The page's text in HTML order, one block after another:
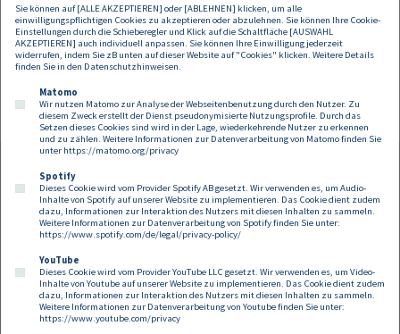
Seitennummerierung
Footer
Kontakt Datenschutz
Impressum
Compliance
Cookies
Sie können auf [ALLE AKZEPTIEREN] oder [ABLEHNEN] klicken, um alle
einwilligungspflichtigen Cookies zu akzeptieren oder abzulehnen. Sie können Ihre Cookie-
Einstellungen durch die Schieberegler und Klick auf die Schaltfläche [AUSWAHL
AKZEPTIEREN] auch individuell anpassen. Sie können Ihre Einwilligung jederzeit
widerrufen, indem Sie zB unten auf dieser Website auf "Cookies" klicken. Weitere Details
finden Sie in den Datenschutzhinweisen.
Matomo
Wir nutzen Matomo zur Analyse der Webseitenbenutzung durch den Nutzer. Zu
diesem Zweck erstellt der Dienst pseudonymisierte Nutzungsprofile. Durch das
Setzen dieses Cookies sind wird in der Lage, wiederkehrende Nutzer zu erkennen
und zu zählen. Weitere Informationen zur Datenverarbeitung von Matomo finden Sie
unter https://matomo.org/privacy
Spotify
Dieses Cookie wird vom Provider Spotify AB gesetzt. Wir verwenden es, um Audio-
Inhalte von Spotify auf unserer Website zu implementieren. Das Cookie dient zudem
dazu, Informationen zur Interaktion des Nutzers mit diesen Inhalten zu sammeln.
Weitere Informationen zur Datenverarbeitung von Spotify finden Sie unter:
https://www.spotify.com/de/legal/privacy-policy/
YouTube
Dieses Cookie wird vom Provider YouTube LLC gesetzt. Wir verwenden es, um Video-
Inhalte von Youtube auf unserer Website zu implementieren. Das Cookie dient zudem
dazu, Informationen zur Interaktion des Nutzers mit diesen Inhalten zu sammeln.
Weitere Informationen zur Datenverarbeitung von Youtube finden Sie unter:
https://www.youtube.com/privacy
Follow us on: